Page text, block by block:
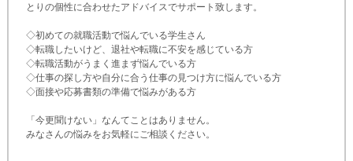
とりの個性に合わせたアドバイスでサポート致します。
◇初めての就職活動で悩んでいる学生さん
◇転職したいけど、退社や転職に不安を感じている方
◇転職活動がうまく進まず悩んでいる方
◇仕事の探し方や自分に合う仕事の見つけ方に悩んでいる方
◇面接や応募書類の準備で悩みがある方
「今更聞けない」なんてことはありません。
みなさんの悩みをお気軽にご相談ください。